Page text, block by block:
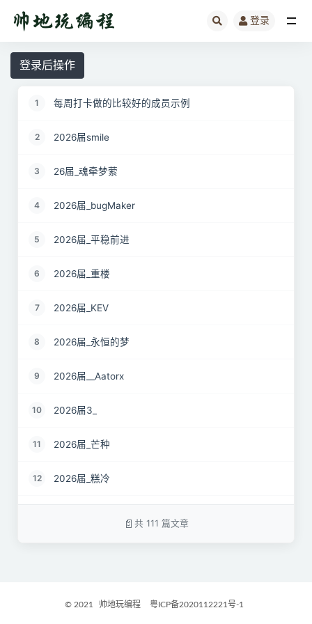
登录
登录后操作
1 每周打卡做的比较好的成员示例
2 2026届smile
3 26届_魂牵梦萦
4 2026届_bugMaker
5 2026届_平稳前进
6 2026届_重楼
7 2026届_KEV
8 2026届_永恒的梦
9 2026届__Aatorx
10 2026届3_
11 2026届_芒种
12 2026届_糕冷
共 111 篇文章
© 2021 帅地玩编程 粤ICP备2020112221号-1